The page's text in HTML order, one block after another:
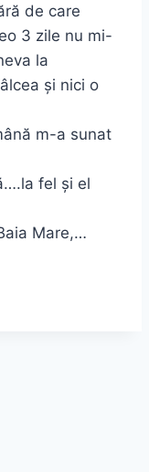
de care
3 zile nu mi-
la
și nici o
m-a sunat
fel și el
Mare,…